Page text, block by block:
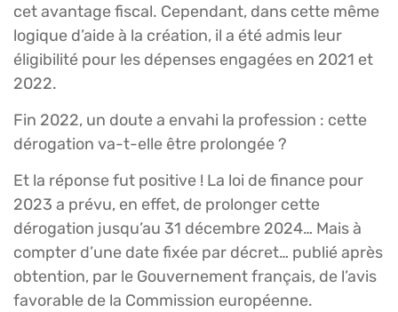
cet avantage fiscal. Cependant, dans cette même
logique d’aide à la création, il a été admis leur
éligibilité pour les dépenses engagées en 2021 et
2022.
Fin 2022, un doute a envahi la profession : cette
dérogation va-t-elle être prolongée ?
Et la réponse fut positive ! La loi de finance pour
2023 a prévu, en effet, de prolonger cette
dérogation jusqu’au 31 décembre 2024… Mais à
compter d’une date fixée par décret… publié après
obtention, par le Gouvernement français, de l’avis
favorable de la Commission européenne.